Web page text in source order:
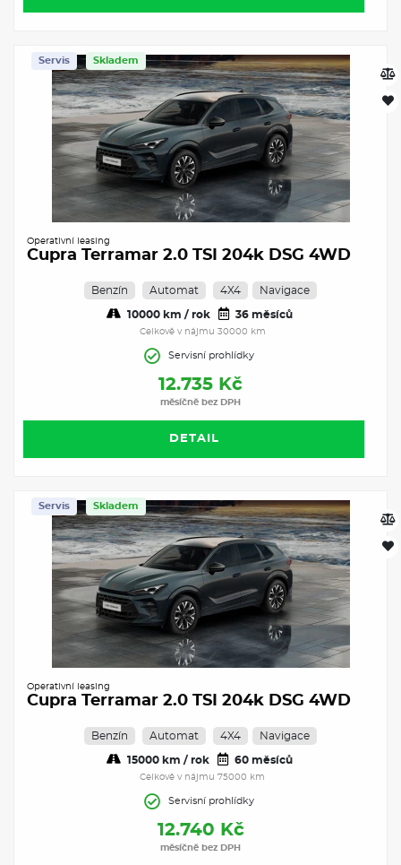
Skladem
Servis
Operativní leasing
Cupra Terramar 2.0 TSI 204k DSG 4WD
Benzín Automat 4X4 Navigace
10000 km / rok 36 měsíců
Celkově v nájmu 30000 km
Servisní prohlídky
12.735 Kč
měsíčně bez DPH
DETAIL
Skladem
Servis
Operativní leasing
Cupra Terramar 2.0 TSI 204k DSG 4WD
Benzín Automat 4X4 Navigace
15000 km / rok 60 měsíců
Celkově v nájmu 75000 km
Servisní prohlídky
12.740 Kč
měsíčně bez DPH